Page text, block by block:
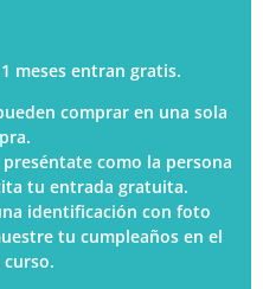
meses entran gratis.
comprar en una sola
como la persona
tu entrada gratuita.
identificación con foto
tu cumpleaños en el
curso.